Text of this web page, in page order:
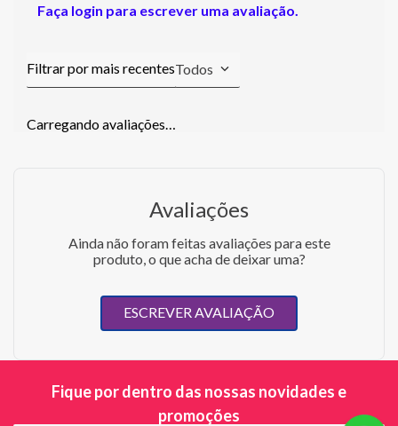
Faça login para escrever uma avaliação.
Todos
Carregando avaliações…
Avaliações
Ainda não foram feitas avaliações para este
produto, o que acha de deixar uma?
ESCREVER AVALIAÇÃO
Fique por dentro das nossas novidades e
promoções